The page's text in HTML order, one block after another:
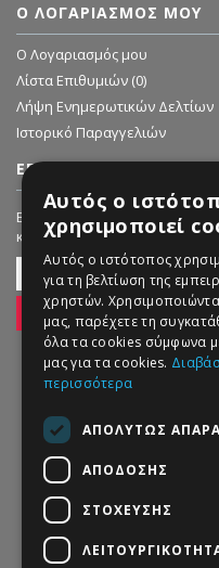
Ο ΛΟΓΑΡΙΑΣΜΌΣ ΜΟΥ
O Λογαριασμός μου
Λίστα Επιθυμιών (0)
Λήψη Ενημερωτικών Δελτίων
Ιστορικό Παραγγελιών
ΕΓΓΡΑΦΗ ΣΤΟ
Εγγραφείτε στο Newsletter
και εκπτώσεις!
Αυτός ο
χρησιμοποιεί
Αυτός ο ιστότοπος
για τη βελτίωση της
χρηστών.
μας, παρέχετε τη
όλα τα cookies σύμφωνα
μας για τα cookies.
περισσότερα
ΑΠΟΛΎΤΩΣ
ΑΠΌΔΟΣΗΣ
ΣΤΌΧΕΥΣΗΣ